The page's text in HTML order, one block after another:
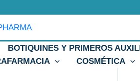
BOTIQUINES Y PRIMEROS
COSMÉTICA